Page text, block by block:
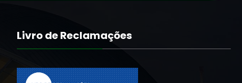
Livro de Reclamações